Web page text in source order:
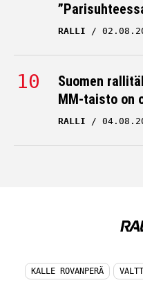
RALLI
Suomen
MM-taisto on
RALLI
KALLE ROVANPERÄ